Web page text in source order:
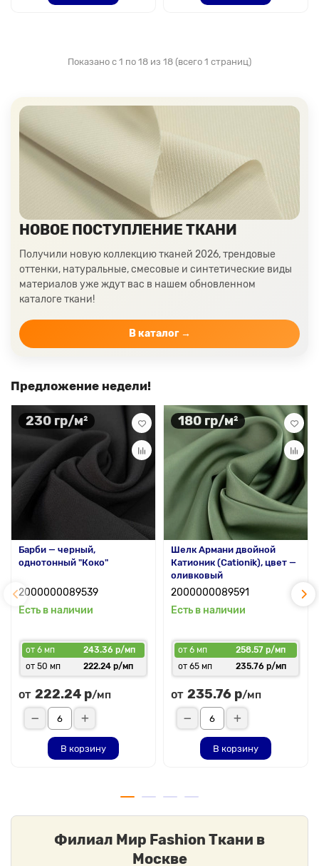
Показано с 1 по 18 из 18 (всего 1 страниц)
НОВОЕ ПОСТУПЛЕНИЕ ТКАНИ
Получили новую коллекцию тканей 2026, трендовые
оттенки, натуральные, смесовые и синтетические виды
материалов уже ждут вас в нашем обновленном
каталоге ткани!
В каталог →
Предложение недели!
230 гр/м²
Барби — черный,
однотонный "Коко"
2000000089539
Есть в наличии
от 6 мп
243.36 р/мп
от 50 мп
222.24 р/мп
от 222.24 р/мп
В корзину
180 гр/м²
Шелк Армани двойной
Катионик (Cationik), цвет —
оливковый
2000000089591
Есть в наличии
от 6 мп
258.57 р/мп
от 65 мп
235.76 р/мп
от 235.76 р/мп
В корзину
Филиал Мир Fashion Ткани в
Москве